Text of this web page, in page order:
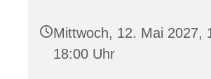
Mittwoch, 12. Mai 2027,
18:00 Uhr